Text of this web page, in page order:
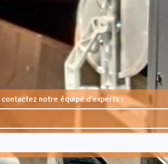
contactez notre équipe d'experts :